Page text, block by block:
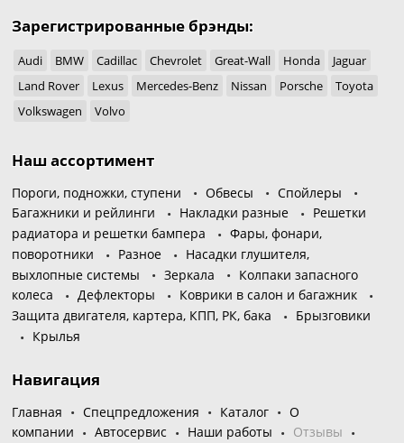
Зарегистрированные брэнды:
Audi BMW Cadillac Chevrolet Great-Wall Honda
Jaguar
Land Rover
Lexus Mercedes-Benz Nissan Porsche
Toyota
Volkswagen
Volvo
Наш ассортимент
Пороги, подножки, ступени Обвесы
Спойлеры
Багажники и рейлинги
Накладки разные
Решетки
радиатора и решетки бампера
Фары, фонари,
поворотники
Разное
Насадки глушителя,
выхлопные системы
Зеркала
Колпаки запасного
колеса
Дефлекторы
Коврики в салон и багажник
Защита двигателя, картера, КПП, РК, бака
Брызговики
Крылья
Навигация
Главная Спецпредложения Каталог
О
компании
Автосервис Наши работы
Отзывы